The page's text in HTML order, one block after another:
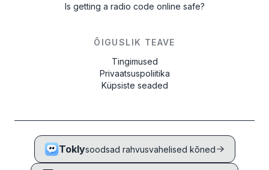
Is getting a radio code online safe?
ÕIGUSLIK TEAVE
Tingimused
Privaatsuspoliitika
Küpsiste seaded
Toklysoodsad rahvusvahelised kõned